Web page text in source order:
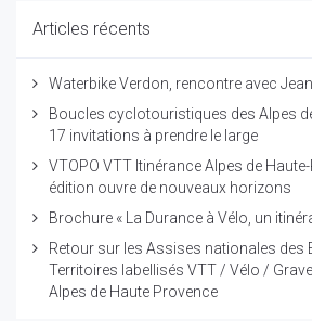
Articles récents
Waterbike Verdon, rencontre avec
Boucles cyclotouristiques des Alpes
17 invitations à prendre le large
VTOPO VTT Itinérance Alpes de
édition ouvre de nouveaux horizons
Brochure « La Durance à Vélo, un
Retour sur les Assises nationales des
Territoires labellisés VTT / Vélo /
Alpes de Haute Provence